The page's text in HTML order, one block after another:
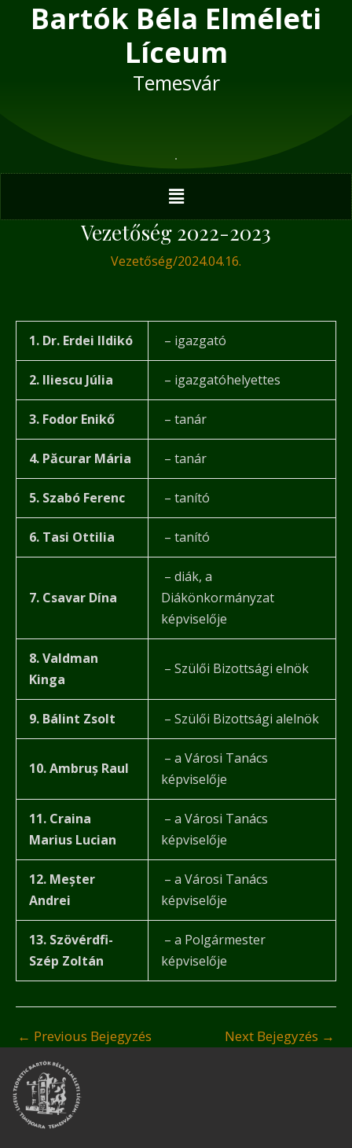
Bartók Béla Elméleti
Líceum
Temesvár
Menu
Vezetőség 2022-2023
Vezetőség/2024.04.16.
1. Dr. Erdei Ildikó – igazgató
2. Iliescu Júlia – igazgatóhelyettes
3. Fodor Enikő – tanár
4. Păcurar Mária – tanár
5. Szabó Ferenc – tanító
6. Tasi Ottilia – tanító
7. Csavar Dína
– diák, a
Diákönkormányzat
képviselője
8. Valdman
Kinga
– Szülői Bizottsági elnök
9. Bálint Zsolt – Szülői Bizottsági alelnök
10. Ambruș Raul
– a Városi Tanács
képviselője
11. Craina
Marius Lucian
– a Városi Tanács
képviselője
12. Meșter
Andrei
– a Városi Tanács
képviselője
13. Szövérdfi-
Szép Zoltán
– a Polgármester
képviselője
Post
navigation
← Previous Bejegyzés Next Bejegyzés →